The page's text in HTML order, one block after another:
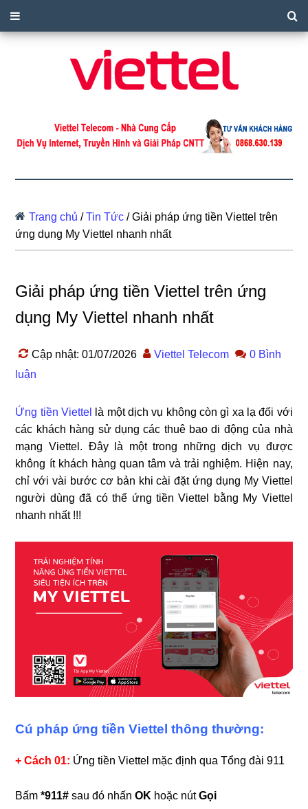
Trang chủ /Tin Tức /Giải pháp ứng tiền Viettel trên
ứng dụng My Viettel nhanh nhất
Giải pháp ứng tiền Viettel trên ứng
dụng My Viettel nhanh nhất
Cập nhật: 01/07/2026 Viettel Telecom
0 Bình
luận
Ứng tiền Viettel
là một dịch vụ không còn gì xa lạ đối với
các khách hàng sử dụng các thuê bao di động của nhà
mạng Viettel. Đây là một trong những dịch vụ được
không ít khách hàng quan tâm và trải nghiệm. Hiện nay,
chỉ với vài bước cơ bản khi cài đặt ứng dụng My Viettel
người dùng đã có thể ứng tiền Viettel bằng My Viettel
nhanh nhất !!!
Cú pháp ứng tiền Viettel thông thường:
+ Cách 01: Ứng tiền Viettel mặc định qua Tổng đài 911
Bấm*911# sau đó nhấnOK hoặc nútGọi